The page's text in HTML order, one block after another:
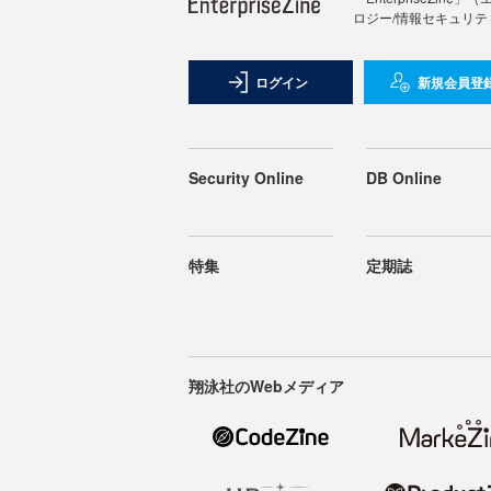
ロジー/情報セキュリ
ログイン 新規会員登
Security Online DB Online
特集 定期誌
翔泳社のWebメディア